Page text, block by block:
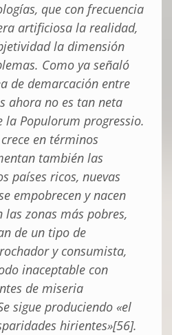
que con frecuencia
artificiosa la realidad,
la dimensión
Como ya señaló
de demarcación entre
ahora no es tan neta
la Populorum progressio.
en términos
también las
países ricos, nuevas
empobrecen y nacen
las zonas más pobres,
de un tipo de
y consumista,
inaceptable con
de miseria
sigue produciendo «el
hirientes»[56].